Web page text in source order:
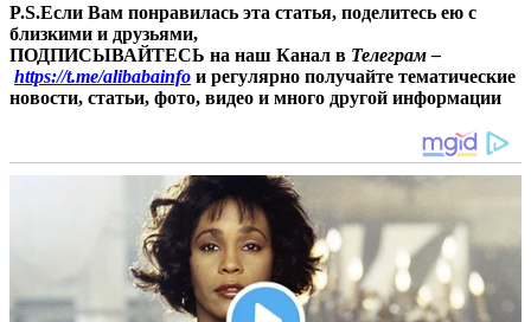
P.S.Если Вам понравилась эта статья, поделитесь ею с
близкими и друзьями,
ПОДПИСЫВАЙТЕСЬ на наш Канал в Телеграм –
https://t.me/alibabainfo и регулярно получайте тематические
новости, статьи, фото, видео и много другой информации